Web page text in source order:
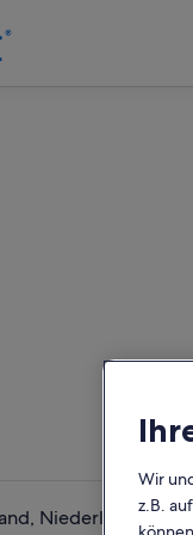
Wir
z.B.